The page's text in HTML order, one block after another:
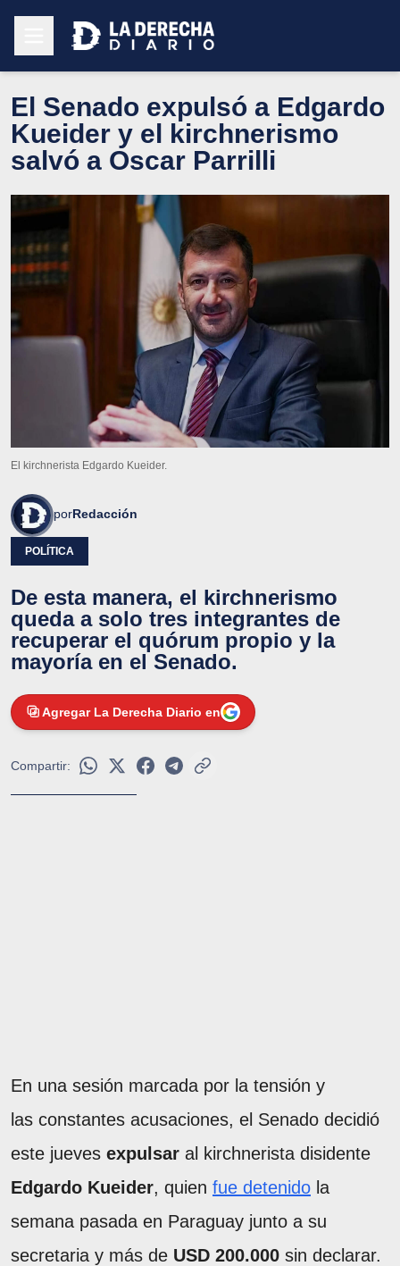
El Senado expulsó a Edgardo
Kueider y el kirchnerismo
salvó a Oscar Parrilli
El kirchnerista Edgardo Kueider.
porRedacción
POLÍTICA
De esta manera, el kirchnerismo
queda a solo tres integrantes de
recuperar el quórum propio y la
mayoría en el Senado.
Agregar La Derecha Diario en
Compartir:
En una sesión marcada por la tensión y
las constantes acusaciones, el Senado decidió
este jueves expulsar al kirchnerista disidente
Edgardo Kueider, quien fue detenido la
semana pasada en Paraguay junto a su
secretaria y más de USD 200.000 sin declarar.